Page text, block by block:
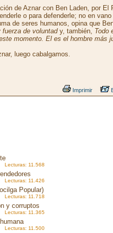
de Aznar con Ben Laden, por
o para defenderle; no en
de seres humanos, opina que
fuerza de voluntady, también, Todo
momento. El es el hombre más
luego cabalgamos.
Imprimir
Lecturas: 11.568
Lecturas: 11.426
Popular)
Lecturas: 11.718
y corruptos
Lecturas: 11.365
Lecturas: 11.500